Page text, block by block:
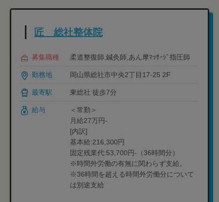
匠 総社整体院
募集職種 柔道整復師,鍼灸師,あん摩ﾏｯｻｰｼﾞ指圧師
勤務地 岡山県総社市中央2丁目17-25 2F
最寄駅 東総社 徒歩7分
給与
＜常勤＞
月給27万円-
[内訳]
基本給:216,300円
固定残業代:53,700円-（36時間分）
※時間外労働の有無に関わらず支給。
※36時間を超える時間外労働分について
は別途支給